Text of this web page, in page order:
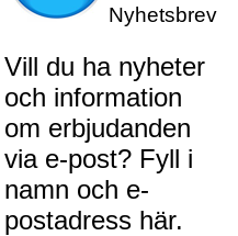
Nyhetsbrev
Vill du ha nyheter
och information
om erbjudanden
via e-post? Fyll i
namn och e-
postadress här.